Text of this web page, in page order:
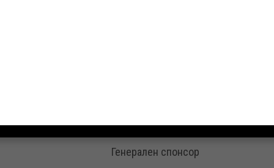
Генерален спонсор